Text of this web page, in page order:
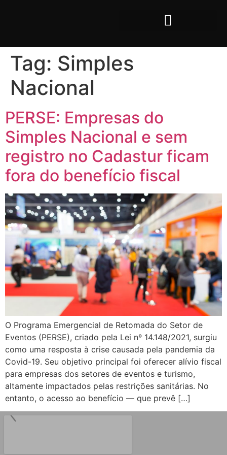
Tag: Simples
Nacional
PERSE: Empresas do
Simples Nacional e sem
registro no Cadastur ficam
fora do benefício fiscal
O Programa Emergencial de Retomada do Setor de
Eventos (PERSE), criado pela Lei nº 14.148/2021, surgiu
como uma resposta à crise causada pela pandemia da
Covid-19. Seu objetivo principal foi oferecer alívio fiscal
para empresas dos setores de eventos e turismo,
altamente impactados pelas restrições sanitárias. No
entanto, o acesso ao benefício — que prevê […]